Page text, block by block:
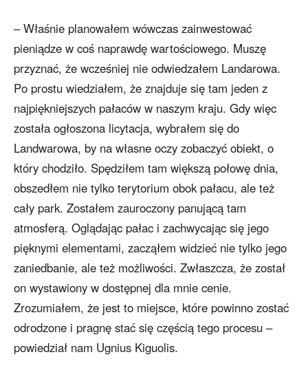
– Właśnie planowałem wówczas zainwestować
pieniądze w coś naprawdę wartościowego. Muszę
przyznać, że wcześniej nie odwiedzałem Landarowa.
Po prostu wiedziałem, że znajduje się tam jeden z
najpiękniejszych pałaców w naszym kraju. Gdy więc
została ogłoszona licytacja, wybrałem się do
Landwarowa, by na własne oczy zobaczyć obiekt, o
który chodziło. Spędziłem tam większą połowę dnia,
obszedłem nie tylko terytorium obok pałacu, ale też
cały park. Zostałem zauroczony panującą tam
atmosferą. Oglądając pałac i zachwycając się jego
pięknymi elementami, zacząłem widzieć nie tylko jego
zaniedbanie, ale też możliwości. Zwłaszcza, że został
on wystawiony w dostępnej dla mnie cenie.
Zrozumiałem, że jest to miejsce, które powinno zostać
odrodzone i pragnę stać się częścią tego procesu –
powiedział nam Ugnius Kiguolis.